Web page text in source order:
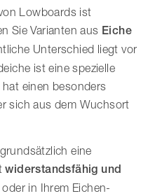
Lowboards ist
Sie Varianten aus Eiche
Unterschied liegt vor
ist eine spezielle
einen besonders
sich aus dem Wuchsort
eine
widerstandsfähig und
in Ihrem Eichen-